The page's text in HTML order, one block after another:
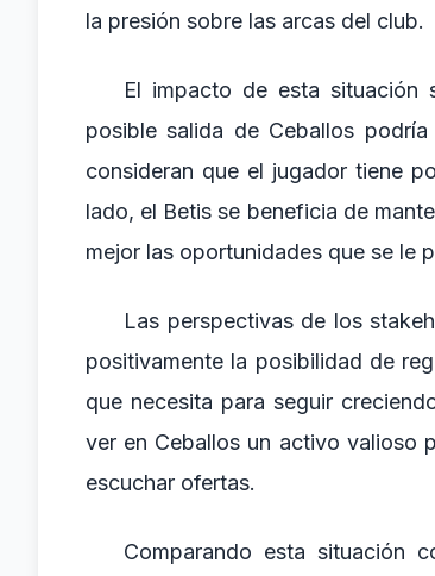
la presión sobre las arcas del club.
El impacto de esta situación
posible salida de Ceballos
consideran que el jugador tiene
lado, el Betis se beneficia de
mejor las oportunidades que se le
Las perspectivas de los
positivamente la posibilidad de
que necesita para seguir
ver en Ceballos un activo valioso
escuchar ofertas.
Comparando esta situación